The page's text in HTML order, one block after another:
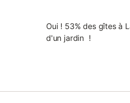
Oui ! 53% des gîtes à
d'un jardin !